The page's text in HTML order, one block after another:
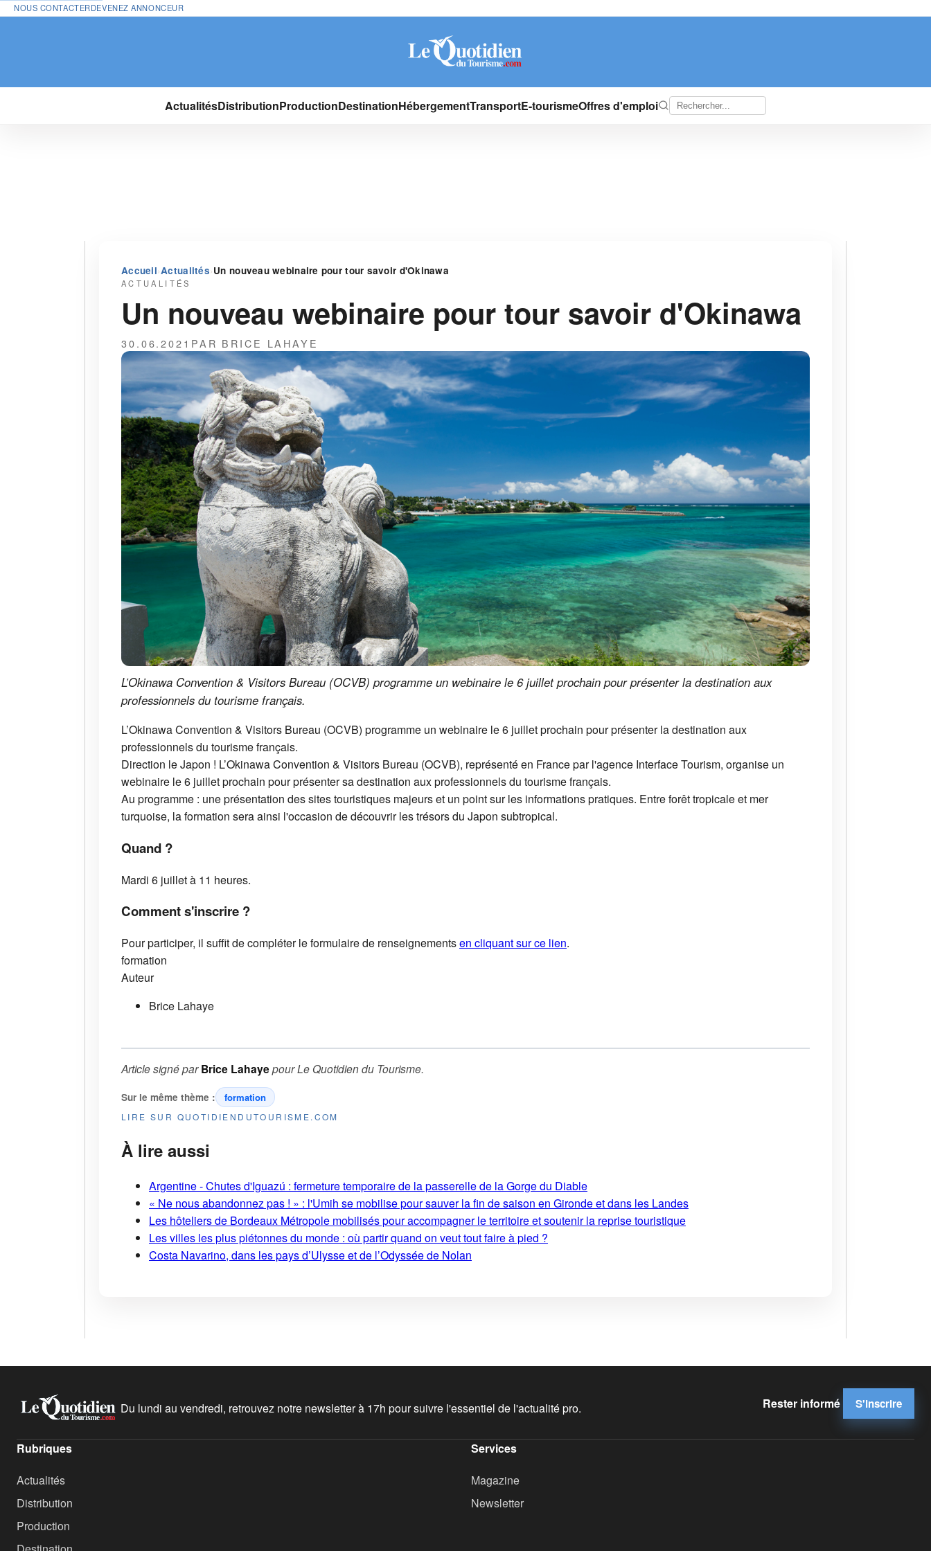
NOUS CONTACTERDEVENEZ ANNONCEUR
ActualitésDistributionProductionDestinationHébergementTransportE-tourismeOffres d'emploi
Accueil›Actualités›Un nouveau webinaire pour tour savoir d'Okinawa
ACTUALITÉS
Un nouveau webinaire pour tour savoir d'Okinawa
30.06.2021 PAR BRICE LAHAYE
L’Okinawa Convention & Visitors Bureau (OCVB) programme un webinaire le 6 juillet prochain pour présenter la destination aux
professionnels du tourisme français.
L’Okinawa Convention & Visitors Bureau (OCVB) programme un webinaire le 6 juillet prochain pour présenter la destination aux
professionnels du tourisme français.
Direction le Japon ! L’Okinawa Convention & Visitors Bureau (OCVB), représenté en France par l'agence Interface Tourism, organise un
webinaire le 6 juillet prochain pour présenter sa destination aux professionnels du tourisme français.
Au programme : une présentation des sites touristiques majeurs et un point sur les informations pratiques. Entre forêt tropicale et mer
turquoise, la formation sera ainsi l'occasion de découvrir les trésors du Japon subtropical.
Quand ?
Mardi 6 juillet à 11 heures.
Comment s'inscrire ?
Pour participer, il suffit de compléter le formulaire de renseignementsen cliquant sur ce lien.
formation
Auteur
Brice Lahaye
Article signé parBrice LahayepourLe Quotidien du Tourisme.
Sur le même thème : formation
LIRE SUR QUOTIDIENDUTOURISME.COM
À lire aussi
Argentine - Chutes d'Iguazú : fermeture temporaire de la passerelle de la Gorge du Diable
« Ne nous abandonnez pas ! » : l'Umih se mobilise pour sauver la fin de saison en Gironde et dans les Landes
Les hôteliers de Bordeaux Métropole mobilisés pour accompagner le territoire et soutenir la reprise touristique
Les villes les plus piétonnes du monde : où partir quand on veut tout faire à pied ?
Costa Navarino, dans les pays d’Ulysse et de l’Odyssée de Nolan
Du lundi au vendredi, retrouvez notre newsletter à 17h pour suivre l'essentiel de l'actualité pro. Rester informé S'inscrire
Rubriques
Actualités
Distribution
Production
Services
Magazine
Newsletter